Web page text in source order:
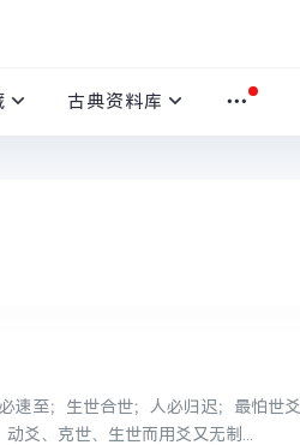
古典资料库
速至；生世合世；人必归迟；最怕世
爻、克世、生世而用爻又无制...